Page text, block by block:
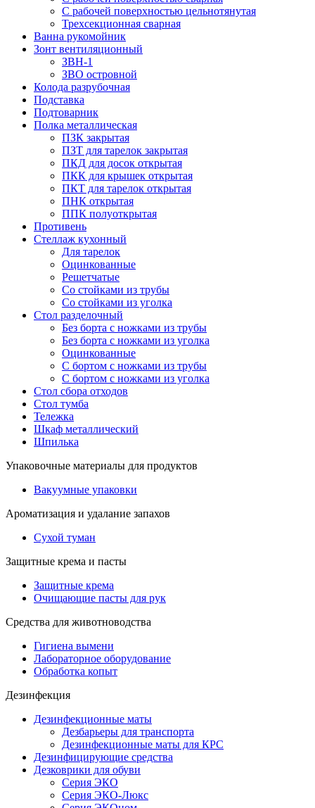
С рабочей поверхностью цельнотянутая
Трехсекционная сварная
Ванна рукомойник
Зонт вентиляционный
ЗВН-1
ЗВО островной
Колода разрубочная
Подставка
Подтоварник
Полка металлическая
ПЗК закрытая
ПЗТ для тарелок закрытая
ПКД для досок открытая
ПКК для крышек открытая
ПКТ для тарелок открытая
ПНК открытая
ППК полуоткрытая
Противень
Стеллаж кухонный
Для тарелок
Оцинкованные
Решетчатые
Со стойками из трубы
Со стойками из уголка
Стол разделочный
Без борта с ножками из трубы
Без борта с ножками из уголка
Оцинкованные
С бортом с ножками из трубы
С бортом с ножками из уголка
Стол сбора отходов
Стол тумба
Тележка
Шкаф металлический
Шпилька
Упаковочные материалы для продуктов
Вакуумные упаковки
Ароматизация и удалание запахов
Сухой туман
Защитные крема и пасты
Защитные крема
Очищающие пасты для рук
Средства для животноводства
Гигиена вымени
Лабораторное оборудование
Обработка копыт
Дезинфекция
Дезинфекционные маты
Дезбарьеры для транспорта
Дезинфекционные маты для КРС
Дезинфицирующие средства
Дезковрики для обуви
Серия ЭКО
Серия ЭКО-Люкс